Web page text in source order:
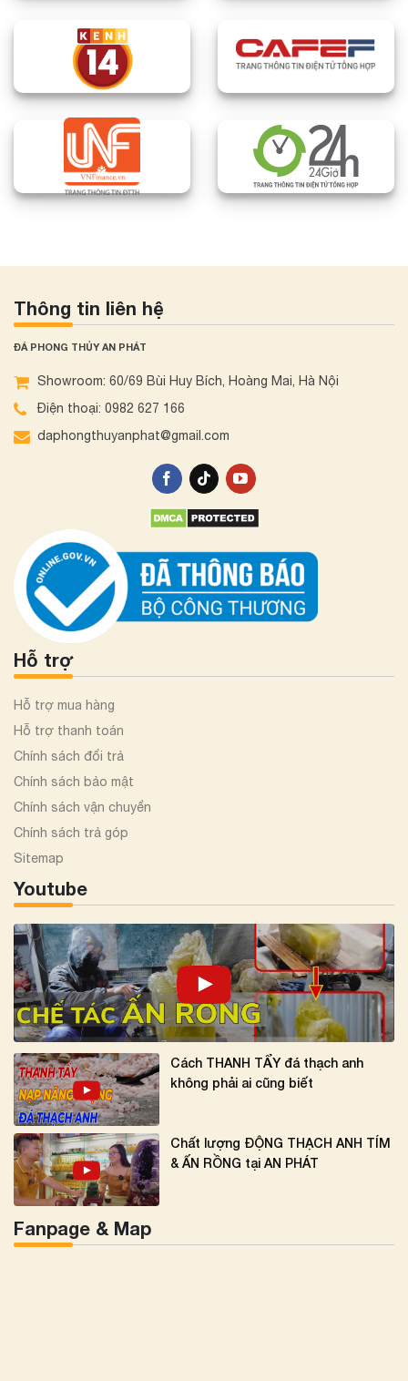
Thông tin liên hệ
ĐÁ PHONG THỦY AN PHÁT
Showroom: 60/69 Bùi Huy Bích, Hoàng Mai, Hà Nội
Điện thoại: 0982 627 166
daphongthuyanphat@gmail.com
Hỗ trợ
Hỗ trợ mua hàng
Hỗ trợ thanh toán
Chính sách đổi trả
Chính sách bảo mật
Chính sách vận chuyển
Chính sách trả góp
Sitemap
Youtube
Cách THANH TẨY đá thạch anh
không phải ai cũng biết
Chất lượng ĐỘNG THẠCH ANH TÍM
& ẤN RỒNG tại AN PHÁT
Fanpage & Map